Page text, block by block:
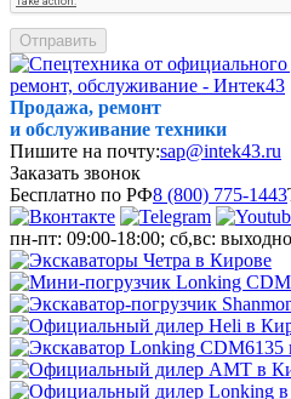
Отправить
Продажа, ремонт
и обслуживание техники
Пишите на почту:sap@intek43.ru
Заказать звонок
Бесплатно по РФ8 (800) 775-1443
пн-пт: 09:00-18:00; сб,вс: